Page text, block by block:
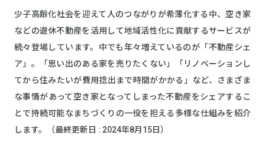
少子高齢化社会を迎えて人のつながりが希薄化する中、空き家
などの遊休不動産を活用して地域活性化に貢献するサービスが
続々登場しています。中でも年々増えているのが「不動産シェ
ア」。「思い出のある家を売りたくない」「リノベーションし
てから住みたいが費用捻出まで時間がかかる」など、さまざま
な事情があって空き家となってしまった不動産をシェアするこ
とで持続可能なまちづくりの一役を担える多様な仕組みを紹介
します。（最終更新日 : 2024年8月15日）